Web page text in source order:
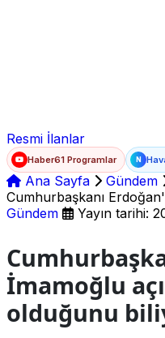
Resmi İlanlar
Haber61 Programlar N
Ana Sayfa
Gündem
Cumhurbaşkanı
"Doğru olduğunu
Gündem Yayın tarihi:
İmamoğlu
olduğunu